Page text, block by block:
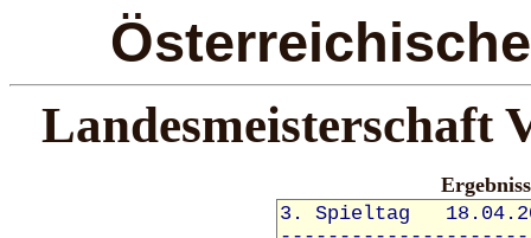
Landesmeisterschaft